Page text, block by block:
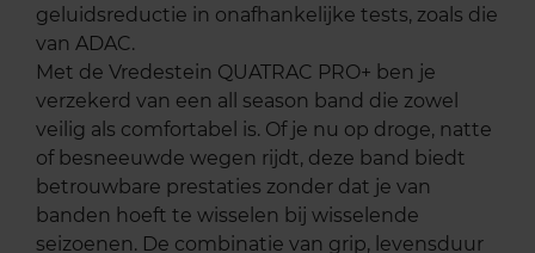
geluidsreductie in onafhankelijke tests, zoals die
van ADAC.
Met de Vredestein QUATRAC PRO+ ben je
verzekerd van een all season band die zowel
veilig als comfortabel is. Of je nu op droge, natte
of besneeuwde wegen rijdt, deze band biedt
betrouwbare prestaties zonder dat je van
banden hoeft te wisselen bij wisselende
seizoenen. De combinatie van grip, levensduur